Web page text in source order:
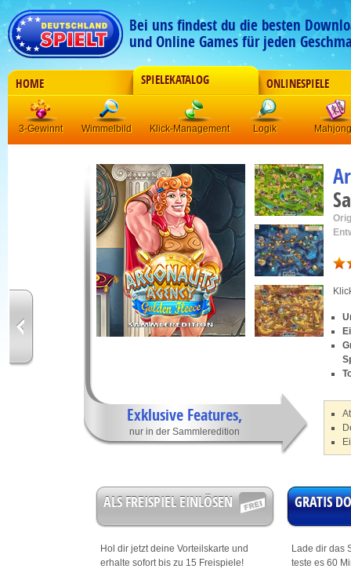
Bei uns findest du die besten
und Online Games für jeden
HOME SPIELEKATALOG ONLINESPIELE
3-Gewinnt Wimmelbild Klick-Management Logik Mahjong
Exklusive Features,
nur in der Sammleredition
ALS FREISPIEL EINLÖSEN
Hol dir jetzt deine Vorteilskarte und
erhalte sofort bis zu 15 Freispiele!
GRATIS
Lade dir das
teste es 60